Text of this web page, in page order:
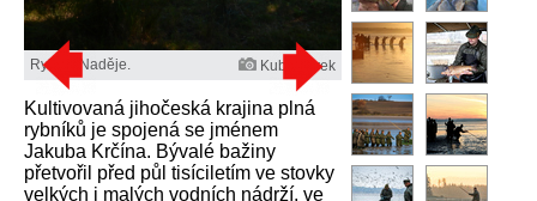
Rybník Naděje. Kuba Turek
Kultivovaná jihočeská krajina plná
rybníků je spojená se jménem
Jakuba Krčína. Bývalé bažiny
přetvořil před půl tisíciletím ve stovky
velkých i malých vodních nádrží, ve